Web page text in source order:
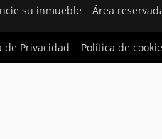
su inmueble Área
de Privacidad Política de